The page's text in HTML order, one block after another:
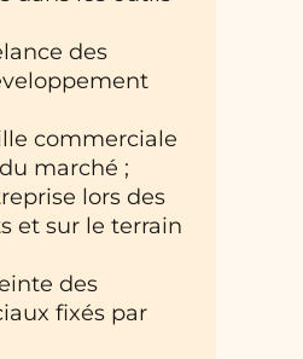
des
commerciale
marché ;
lors des
et sur le terrain
des
fixés par